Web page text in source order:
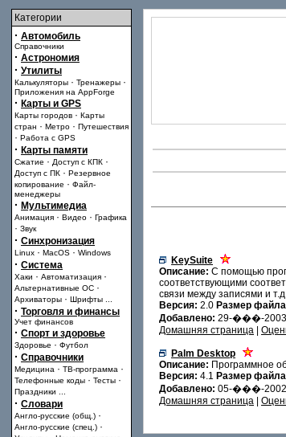
Категории
· Автомобиль
Справочники
· Астрономия
· Утилиты
Калькуляторы · Тренажеры ·
Приложения на AppForge
· Карты и GPS
Карты городов · Карты
стран · Метро · Путешествия
· Работа с GPS
· Карты памяти
Сжатие · Доступ с КПК ·
Доступ с ПК · Резервное
копирование · Файл-
менеджеры
· Мультимедиа
Анимация · Видео · Графика
· Звук
· Синхронизация
Linux · MacOS · Windows
· Система
Хаки · Автоматизация ·
Альтернативные ОС ·
Архиваторы · Шрифты
· Торговля и финансы
Учет финансов
· Спорт и здоровье
Здоровье · Футбол
· Справочники
Медицина · ТВ-программа ·
Телефонные коды · Тесты ·
Праздники
· Словари
Англо-русские (общ.) ·
Англо-русские (спец.) ·
KeySuite
Описание: С помощью
соответствующими
связи между записями и
Версия: 2.0 Размер
Добавлено: 29-���-2003
Домашняя страница
Palm Desktop
Описание: Программное
Версия: 4.1 Размер
Добавлено: 05-���-2002
Домашняя страница